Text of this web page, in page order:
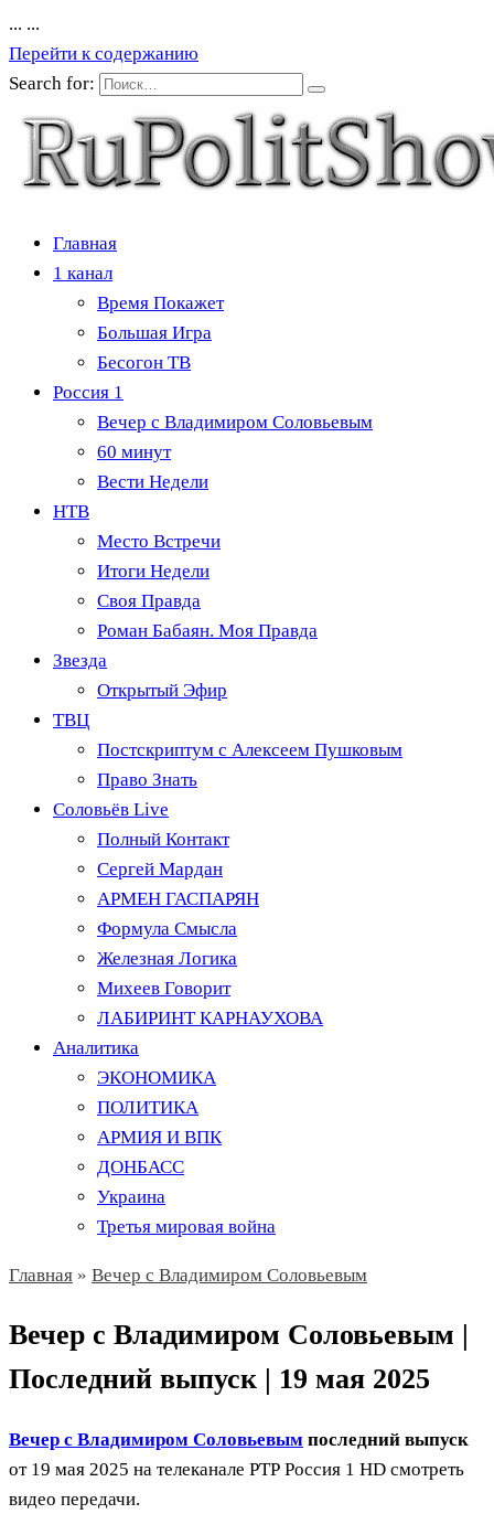
... ...
Перейти к содержанию
Search for:
Главная
1 канал
Время Покажет
Большая Игра
Бесогон ТВ
Россия 1
Вечер с Владимиром Соловьевым
60 минут
Вести Недели
НТВ
Место Встречи
Итоги Недели
Своя Правда
Роман Бабаян. Моя Правда
Звезда
Открытый Эфир
ТВЦ
Постскриптум с Алексеем Пушковым
Право Знать
Соловьёв Live
Полный Контакт
Сергей Мардан
АРМЕН ГАСПАРЯН
Формула Смысла
Железная Логика
Михеев Говорит
ЛАБИРИНТ КАРНАУХОВА
Аналитика
ЭКОНОМИКА
ПОЛИТИКА
АРМИЯ И ВПК
ДОНБАСС
Украина
Третья мировая война
Главная » Вечер с Владимиром Соловьевым
Вечер с Владимиром Соловьевым |
Последний выпуск | 19 мая 2025
Вечер с Владимиром Соловьевым последний выпуск
от 19 мая 2025 на телеканале РТР Россия 1 HD смотреть
видео передачи.